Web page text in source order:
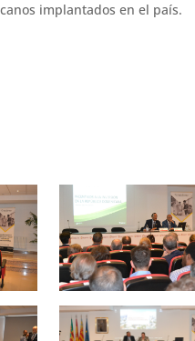
implantados en el país.